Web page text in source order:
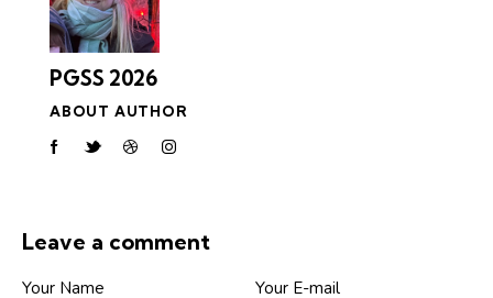
PGSS 2026
ABOUT AUTHOR
Leave a comment